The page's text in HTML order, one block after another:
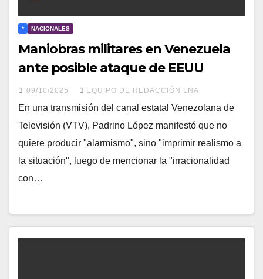
* NACIONALES
Maniobras militares en Venezuela
ante posible ataque de EEUU
09/10/2025 EQUIPO DE REDACCIÓN LNA
En una transmisión del canal estatal Venezolana de
Televisión (VTV), Padrino López manifestó que no
quiere producir "alarmismo", sino "imprimir realismo a
la situación", luego de mencionar la "irracionalidad
con…